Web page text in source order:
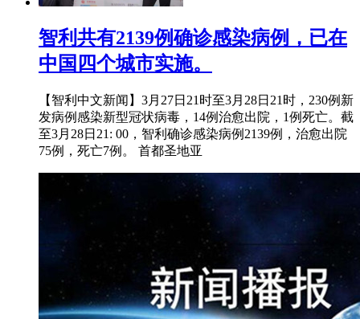
智利共有2139例确诊感染病例，已在
中国四个城市实施。
【智利中文新闻】3月27日21时至3月28日21时，230例新
发病例感染新型冠状病毒，14例治愈出院，1例死亡。截
至3月28日21: 00，智利确诊感染病例2139例，治愈出院
75例，死亡7例。 首都圣地亚